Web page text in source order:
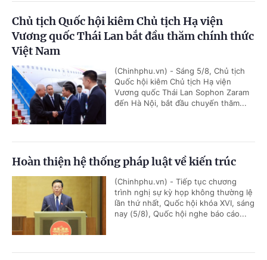
Chủ tịch Quốc hội kiêm Chủ tịch Hạ viện
Vương quốc Thái Lan bắt đầu thăm chính thức
Việt Nam
(Chinhphu.vn) - Sáng 5/8, Chủ tịch
Quốc hội kiêm Chủ tịch Hạ viện
Vương quốc Thái Lan Sophon Zaram
đến Hà Nội, bắt đầu chuyến thăm...
Hoàn thiện hệ thống pháp luật về kiến trúc
(Chinhphu.vn) - Tiếp tục chương
trình nghị sự kỳ họp không thường lệ
lần thứ nhất, Quốc hội khóa XVI, sáng
nay (5/8), Quốc hội nghe báo cáo...